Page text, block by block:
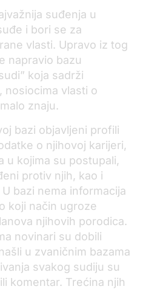
suđenja u
i bori se za
vlasti. Upravo iz tog
napravio bazu
koja sadrži
nosiocima vlasti o
znaju.
bazi objavljeni profili
o njihovoj karijeri,
u kojima su postupali,
protiv njih, kao i
bazi nema informacija
koji način ugroze
njihovih porodica.
novinari su dobili
u zvaničnim bazama
svakog sudiju su
komentar. Trećina njih